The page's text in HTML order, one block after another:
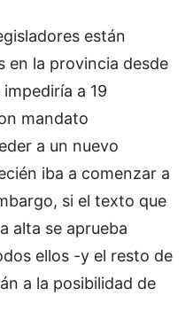
están
en la provincia desde
a 19
mandato
a un nuevo
iba a comenzar a
si el texto que
alta se aprueba
ellos -y el resto de
a la posibilidad de